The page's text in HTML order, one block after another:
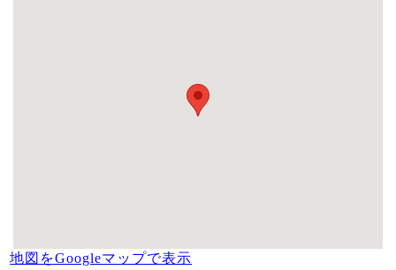
地図をGoogleマップで表示